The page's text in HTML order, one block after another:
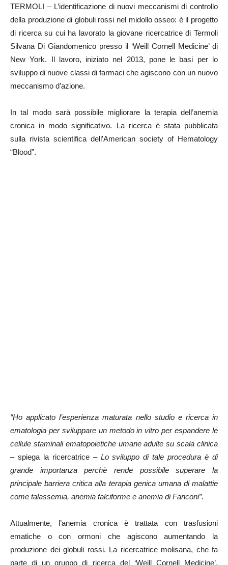
TERMOLI – L’identificazione di nuovi meccanismi di controllo
della produzione di globuli rossi nel midollo osseo: è il progetto
di ricerca su cui ha lavorato la giovane ricercatrice di Termoli
Silvana Di Giandomenico presso il ‘Weill Cornell Medicine’ di
New York. Il lavoro, iniziato nel 2013, pone le basi per lo
sviluppo di nuove classi di farmaci che agiscono con un nuovo
meccanismo d’azione.
In tal modo sarà possibile migliorare la terapia dell’anemia
cronica in modo significativo. La ricerca è stata pubblicata
sulla rivista scientifica dell’American society of Hematology
“Blood”.
“Ho applicato l’esperienza maturata nello studio e ricerca in
ematologia per sviluppare un metodo in vitro per espandere le
cellule staminali ematopoietiche umane adulte su scala clinica
– spiega la ricercatrice – Lo sviluppo di tale procedura è di
grande importanza perchè rende possibile superare la
principale barriera critica alla terapia genica umana di malattie
come talassemia, anemia falciforme e anemia di Fanconi”.
Attualmente, l’anemia cronica è trattata con trasfusioni
ematiche o con ormoni che agiscono aumentando la
produzione dei globuli rossi. La ricercatrice molisana, che fa
parte di un gruppo di ricerca del ‘Weill Cornell Medicine’,